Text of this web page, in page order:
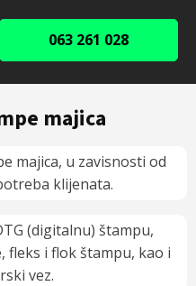
063 261 028
majica
majica, u zavisnosti od
klijenata.
(digitalnu) štampu,
fleks i flok štampu, kao i
vez.